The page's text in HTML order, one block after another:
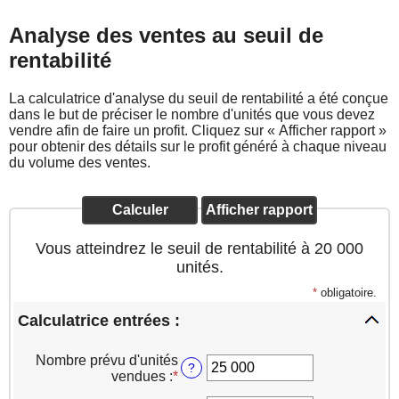
Analyse des ventes au seuil de
rentabilité
La calculatrice d'analyse du seuil de rentabilité a été conçue
dans le but de préciser le nombre d'unités que vous devez
vendre afin de faire un profit. Cliquez sur « Afficher rapport »
pour obtenir des détails sur le profit généré à chaque niveau
du volume des ventes.
Vous atteindrez le seuil de rentabilité à 20 000
unités.
* obligatoire.
Calculatrice entrées :
Nombre prévu d'unités
vendues :*Entrez
?